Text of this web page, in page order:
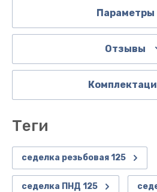
Параметры
Отзывы
теги
седелка резьбовая 125
седелка ПНД 125